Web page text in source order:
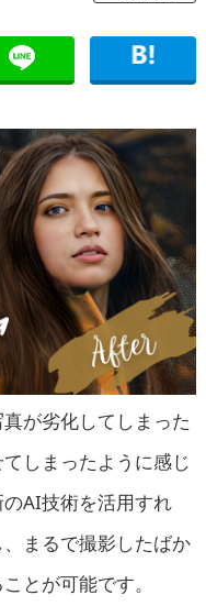
が劣化してしまった
しまったように感じ
AI技術を活用すれ
まるで撮影したばか
とが可能です。